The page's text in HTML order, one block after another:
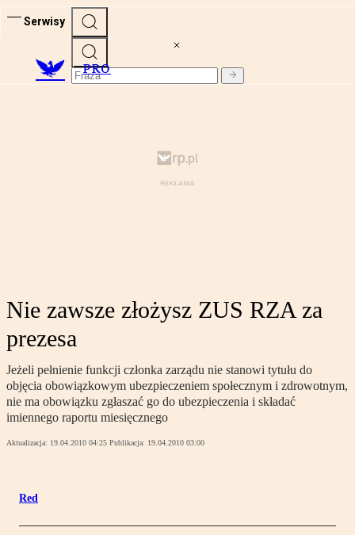
Serwisy
PRO
Nie zawsze złożysz ZUS RZA za
prezesa
Jeżeli pełnienie funkcji członka zarządu nie stanowi tytułu do
objęcia obowiązkowym ubezpieczeniem społecznym i zdrowotnym,
nie ma obowiązku zgłaszać go do ubezpieczenia i składać
imiennego raportu miesięcznego
Aktualizacja: 19.04.2010 04:25 Publikacja: 19.04.2010 03:00
Red